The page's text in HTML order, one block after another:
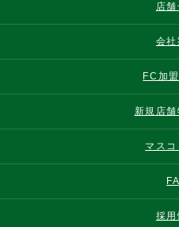
店
会社
FC加
新規店
マス
採用